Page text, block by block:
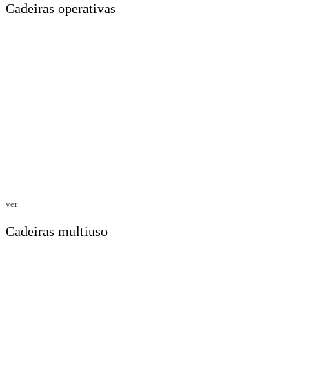
Cadeiras operativas
ver
Cadeiras multiuso